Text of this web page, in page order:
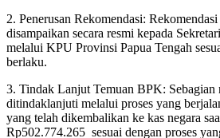
2. Penerusan Rekomendasi:
disampaikan secara resmi kepada
melalui KPU Provinsi Papua Tengah
berlaku.
3. Tindak Lanjut Temuan BPK: Sebagian
ditindaklanjuti melalui proses yang
yang telah dikembalikan ke kas negara
Rp502.774.265 sesuai dengan proses